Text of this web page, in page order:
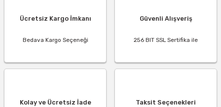
Ücretsiz Kargo İmkanı
Bedava Kargo Seçeneği
Güvenli Alışveriş
256 BIT SSL Sertifika ile
Kolay ve Ücretsiz İade Taksit Seçenekleri